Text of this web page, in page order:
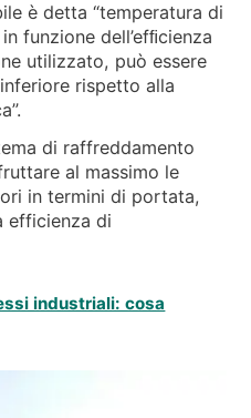
è detta “temperatura di
funzione dell’efﬁcienza
utilizzato, può essere
rispetto alla
di raffreddamento
al massimo le
in termini di portata,
efficienza di
industriali: cosa